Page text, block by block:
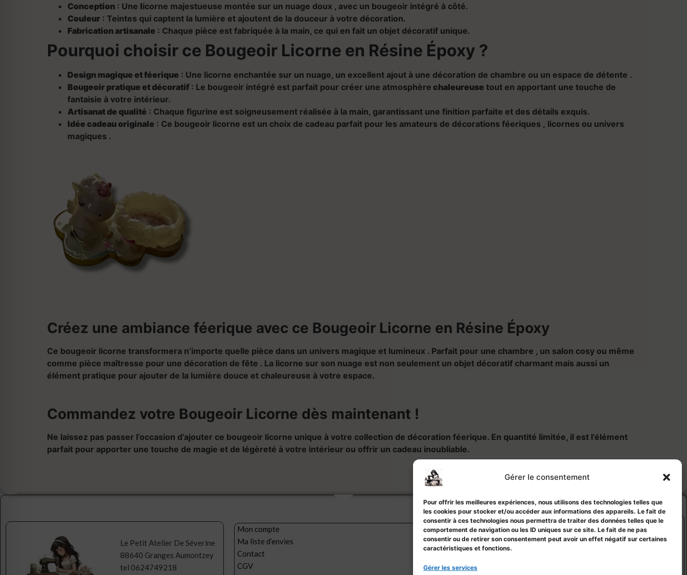
Gérer le consentement
Pour offrir les meilleures expériences, nous utilisons des technologies telles que
les cookies pour stocker et/ou accéder aux informations des appareils. Le fait de
consentir à ces technologies nous permettra de traiter des données telles que le
comportement de navigation ou les ID uniques sur ce site. Le fait de ne pas
consentir ou de retirer son consentement peut avoir un effet négatif sur certaines
caractéristiques et fonctions.
Gérer les services
Conception : Une licorne majestueuse montée sur un nuage doux , avec un bougeoir intégré à côté.
Couleur : Teintes qui captent la lumière et ajoutent de la douceur à votre décoration.
Fabrication artisanale : Chaque pièce est fabriquée à la main, ce qui en fait un objet décoratif unique.
Pourquoi choisir ce Bougeoir Licorne en Résine Époxy ?
Design magique et féerique : Une licorne enchantée sur un nuage, un excellent ajout à une décoration de chambre ou un espace de détente .
Bougeoir pratique et décoratif : Le bougeoir intégré est parfait pour créer une atmosphère chaleureuse tout en apportant une touche de
fantaisie à votre intérieur.
Artisanat de qualité : Chaque figurine est soigneusement réalisée à la main, garantissant une finition parfaite et des détails exquis.
Idée cadeau originale : Ce bougeoir licorne est un choix de cadeau parfait pour les amateurs de décorations féeriques , licornes ou univers
magiques .
Créez une ambiance féerique avec ce Bougeoir Licorne en Résine Époxy
Ce bougeoir licorne transformera n’importe quelle pièce dans un univers magique et lumineux . Parfait pour une chambre , un salon cosy ou même
comme pièce maîtresse pour une décoration de fête . La licorne sur son nuage est non seulement un objet décoratif charmant mais aussi un
élément pratique pour ajouter de la lumière douce et chaleureuse à votre espace.
Commandez votre Bougeoir Licorne dès maintenant !
Ne laissez pas passer l’occasion d’ajouter ce bougeoir licorne unique à votre collection de décoration féerique. En quantité limitée, il est l’élément
parfait pour apporter une touche de magie et de légèreté à votre intérieur ou offrir un cadeau inoubliable.
Le Petit Atelier De Séverine
88640 Granges Aumontzey
tel 0624749218
Mon compte
Ma liste d’envies
Contact
CGV